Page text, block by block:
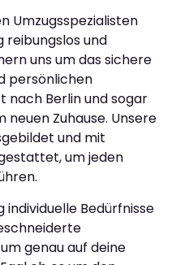
Umzugsspezialisten
reibungslos und
uns um das sichere
persönlichen
nach Berlin und sogar
neuen Zuhause. Unsere
und mit
um jeden
individuelle Bedürfnisse
genau auf deine